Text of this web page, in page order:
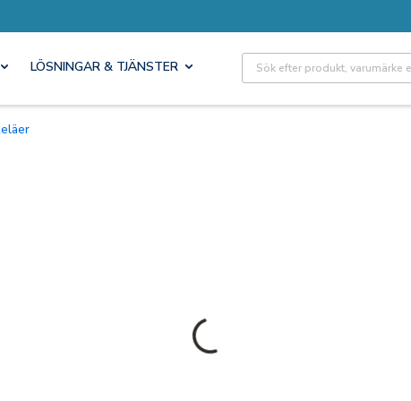
LÖSNINGAR & TJÄNSTER Site Search
Reläer